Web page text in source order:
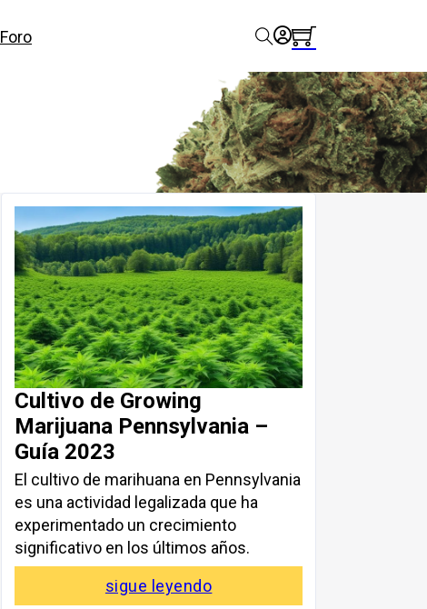
Foro
Cultivo de Growing
Marijuana Pennsylvania –
Guía 2023
El cultivo de marihuana en Pennsylvania
es una actividad legalizada que ha
experimentado un crecimiento
significativo en los últimos años.
sigue leyendo